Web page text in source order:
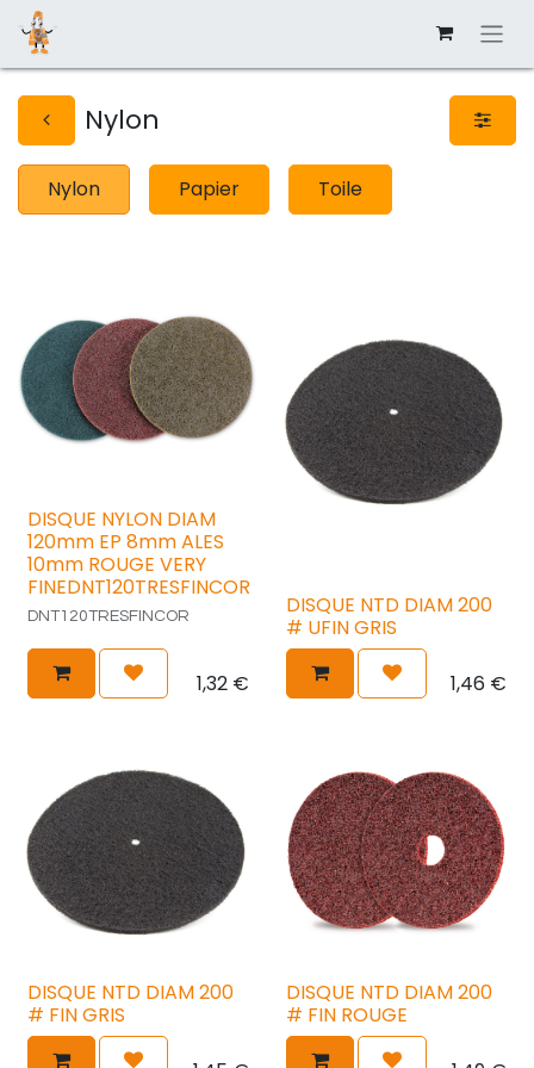
Nylon
Nylon Papier Toile
DISQUE NYLON DIAM
120mm EP 8mm ALES
10mm ROUGE VERY
FINEDNT120TRESFINCOR
DNT120TRESFINCOR
1,32€
DISQUE NTD DIAM 200
# UFIN GRIS
1,46 €
DISQUE NTD DIAM 200
# FIN GRIS
DISQUE NTD DIAM 200
# FIN ROUGE